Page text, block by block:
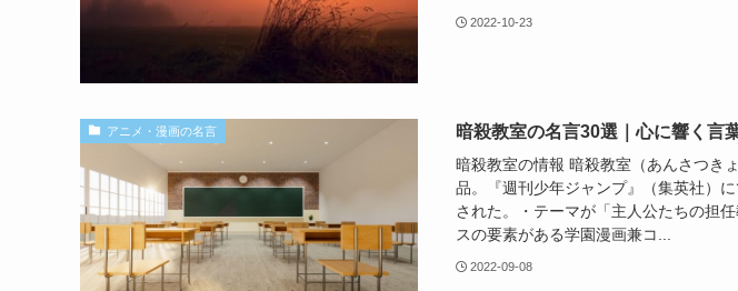
2022-10-23
アニメ・漫画の名言 暗殺教室の名言30選｜心に響く言
暗殺教室の情報 暗殺教室（あんさつき
品。『週刊少年ジャンプ』（集英社）
された。・テーマが「主人公たちの担
スの要素がある学園漫画兼コ...
2022-09-08